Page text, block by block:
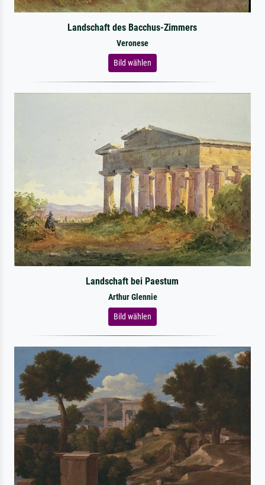
Landschaft des Bacchus-Zimmers
Veronese
Bild wählen
Landschaft bei Paestum
Arthur Glennie
Bild wählen